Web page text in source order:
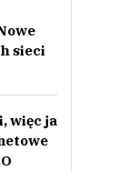
piw niż wasze
piwa.
sieci
więc ja